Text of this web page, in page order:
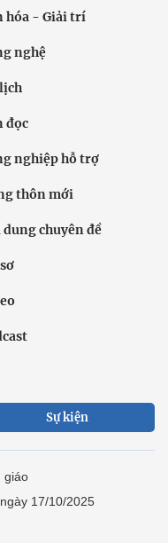
hóa - Giải trí
nghệ
đọc
nghiệp hỗ trợ
thôn mới
dung chuyên đề
Sự kiện
giáo
17/10/2025